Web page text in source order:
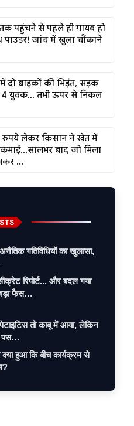
पहुंचने से पहले ही गायब हो
पाउडर! जांच में खुला चौंकाने
दो बाइकों की भिड़ंत, सड़क
4 युवक... तभी ऊपर से निकल
रुपये लेकर किसान ने खेत में
बाद जो मिला
...
गतिविधियों का खुलासा,
रिपोर्ट... और बदल गया
बड़ा फैस…
तो काबू में आया, लेकिन
पस…
हुआ कि बीच कार्यक्रम से